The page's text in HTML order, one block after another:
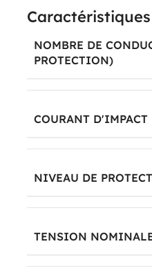
NOMBRE DE
PROTECTION)
COURANT
NIVEAU DE
TENSION